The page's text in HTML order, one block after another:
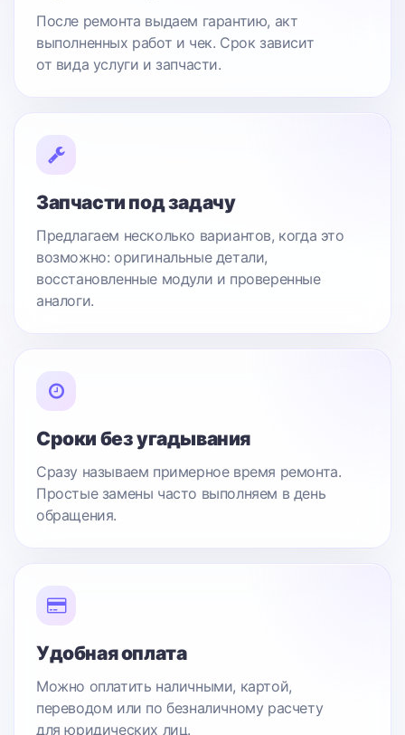
После ремонта выдаем гарантию, акт
выполненных работ и чек. Срок зависит
от вида услуги и запчасти.
Запчасти под задачу
Предлагаем несколько вариантов, когда это
возможно: оригинальные детали,
восстановленные модули и проверенные
аналоги.
Сроки без угадывания
Сразу называем примерное время ремонта.
Простые замены часто выполняем в день
обращения.
Удобная оплата
Можно оплатить наличными, картой,
переводом или по безналичному расчету
для юридических лиц.